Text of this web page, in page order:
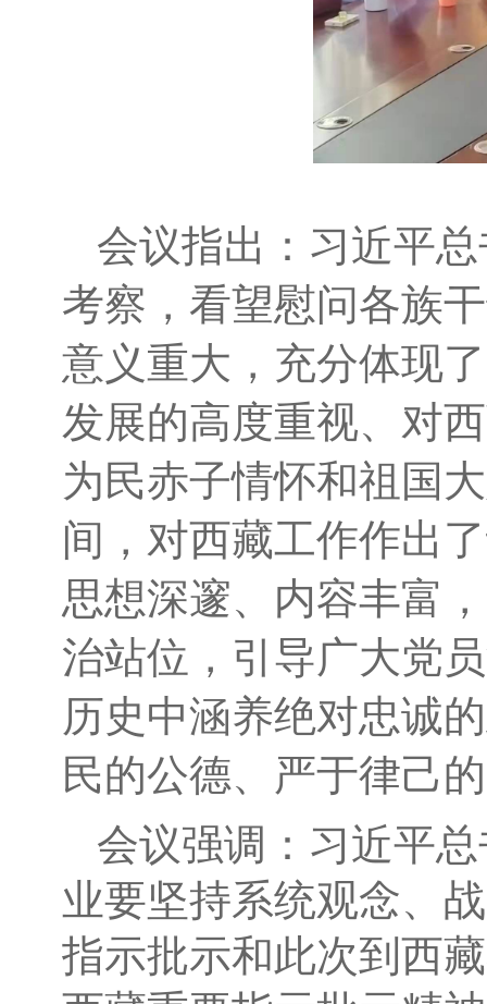
会议指出：习近平
考察，看望慰问各族
意义重大，充分体现
发展的高度重视、对
为民赤子情怀和祖国
间，对西藏工作作出
思想深邃、内容丰富
治站位，引导广大党
历史中涵养绝对忠诚
民的公德、严于律己
会议强调：习近平
业要坚持系统观念、
指示批示和此次到西